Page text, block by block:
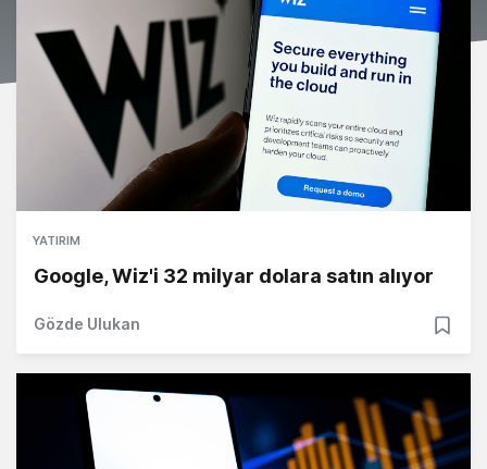
YATIRIM
Google, Wiz'i 32 milyar dolara satın alıyor
Gözde Ulukan